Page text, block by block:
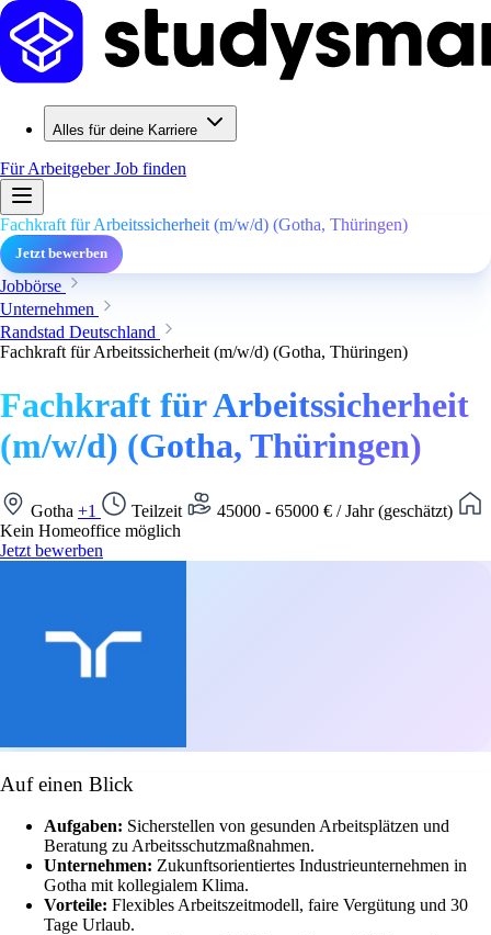
Alles für deine Karriere
Für ArbeitgeberJob finden
Fachkraft für Arbeitssicherheit (m/w/d) (Gotha, Thüringen)
Jetzt bewerben
Jobbörse
Unternehmen
Randstad Deutschland
Fachkraft für Arbeitssicherheit (m/w/d) (Gotha, Thüringen)
Fachkraft für Arbeitssicherheit
(m/w/d) (Gotha, Thüringen)
Gotha +1 Teilzeit
45000 - 65000 € / Jahr (geschätzt)
Kein Homeoffice möglich
Jetzt bewerben
Auf einen Blick
Aufgaben: Sicherstellen von gesunden Arbeitsplätzen und
Beratung zu Arbeitsschutzmaßnahmen.
Unternehmen: Zukunftsorientiertes Industrieunternehmen in
Gotha mit kollegialem Klima.
Vorteile: Flexibles Arbeitszeitmodell, faire Vergütung und 30
Tage Urlaub.